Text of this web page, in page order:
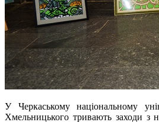
У Черкаському національному
Хмельницького тривають заходи з